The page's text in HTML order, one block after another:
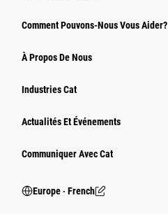
Comment Pouvons-Nous Vous Aider?
À Propos De Nous
Industries Cat
Actualités Et Événements
Communiquer Avec Cat
Europe ‧ French